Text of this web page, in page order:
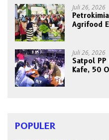
Juli 26, 2026
Agrifood
Juli 26, 2026
Satpol PP
Kafe, 50
POPULER